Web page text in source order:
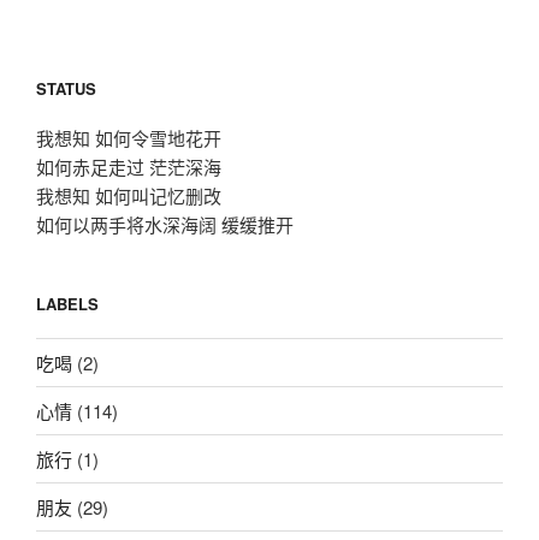
STATUS
我想知 如何令雪地花开
如何赤足走过 茫茫深海
我想知 如何叫记忆删改
如何以两手将水深海阔 缓缓推开
LABELS
吃喝 (2)
心情 (114)
旅行 (1)
朋友 (29)